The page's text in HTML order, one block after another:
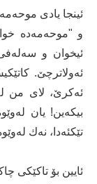
ئینجا یادی
و "موحەمەدە
ئیخوان و
ئەولاترچێ.
ئەکرێ، لای من
بیکەین! یان
تێکئەدا، نەك
ئایین بۆ تاکێکی